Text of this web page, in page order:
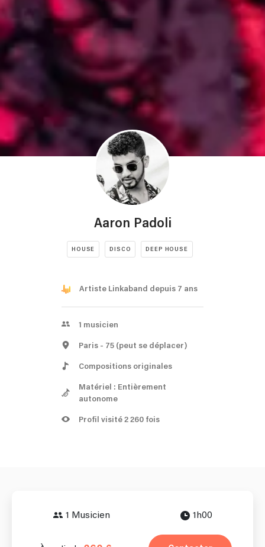
Aaron Padoli
HOUSE DISCO DEEP HOUSE
Artiste Linkaband depuis 7 ans
1 musicien
Paris - 75 (peut se déplacer)
Compositions originales
Matériel : Entièrement
autonome
Profil visité 2 260 fois
1 Musicien 1h00